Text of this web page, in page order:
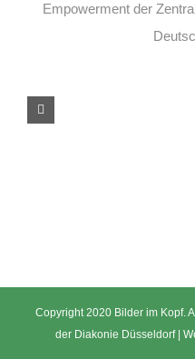
Empowerment der
Copyright 2020 Bilder im Kopf.
der Diakonie Düsseldorf |